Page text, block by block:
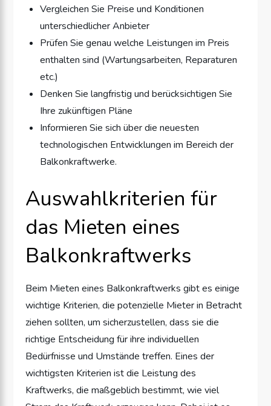
Vergleichen Sie Preise und Konditionen
unterschiedlicher Anbieter
Prüfen Sie genau welche Leistungen im Preis
enthalten sind (Wartungsarbeiten, Reparaturen
etc.)
Denken Sie langfristig und berücksichtigen Sie
Ihre zukünftigen Pläne
Informieren Sie sich über die neuesten
technologischen Entwicklungen im Bereich der
Balkonkraftwerke.
Auswahlkriterien für
das Mieten eines
Balkonkraftwerks
Beim Mieten eines Balkonkraftwerks gibt es einige
wichtige Kriterien, die potenzielle Mieter in Betracht
ziehen sollten, um sicherzustellen, dass sie die
richtige Entscheidung für ihre individuellen
Bedürfnisse und Umstände treffen. Eines der
wichtigsten Kriterien ist die Leistung des
Kraftwerks, die maßgeblich bestimmt, wie viel